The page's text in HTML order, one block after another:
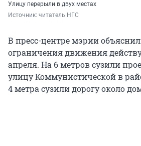
Улицу перерыли в двух местах
Источник: читатель НГС
В пресс-центре мэрии
ограничения движения
апреля. На 6 метров сузили
улицу Коммунистической в
4 метра сузили дорогу около